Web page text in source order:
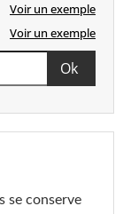
Voir un exemple
Voir un exemple
se conserve